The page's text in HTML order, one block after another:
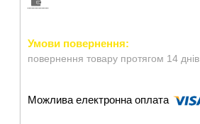
повернення товару протягом 14 днів